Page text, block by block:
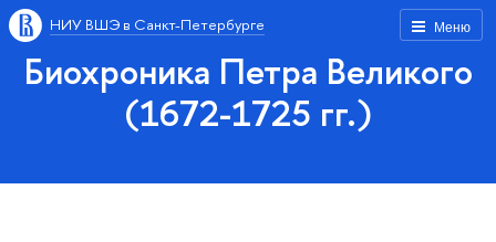
Меню
НИУ ВШЭ в Санкт-Петербурге
Биохроника Петра Великого
(1672-1725 гг.)